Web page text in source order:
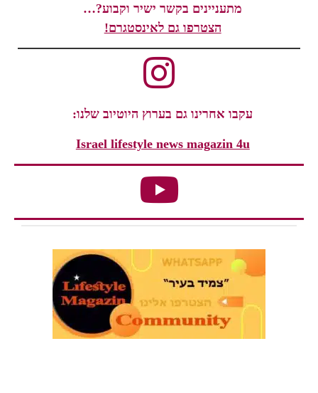
מתעניינים בקשר ישיר וקבוע?…
הצטרפו גם לאינסטגרם!
עקבו אחרינו גם בערוץ היוטיוב שלנו:
Israel lifestyle news magazin 4u